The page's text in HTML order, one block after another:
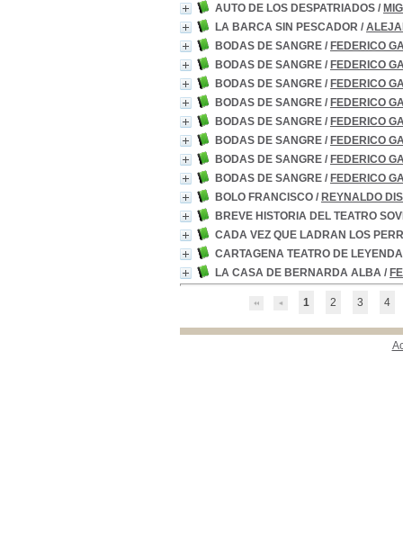
AUTO DE LOS DESPATRIADOS /
LA BARCA SIN PESCADOR /
BODAS DE SANGRE / FEDERICO
BODAS DE SANGRE / FEDERICO
BODAS DE SANGRE / FEDERICO
BODAS DE SANGRE / FEDERICO
BODAS DE SANGRE / FEDERICO
BODAS DE SANGRE / FEDERICO
BODAS DE SANGRE / FEDERICO
BODAS DE SANGRE / FEDERICO
BOLO FRANCISCO / REYNALDO
BREVE HISTORIA DEL TEATRO
CADA VEZ QUE LADRAN LOS
CARTAGENA TEATRO DE
LA CASA DE BERNARDA ALBA /
1 2 3 4